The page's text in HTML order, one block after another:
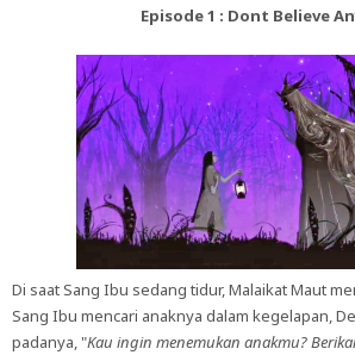
Episode 1 : Dont Believe
Di saat Sang Ibu sedang tidur, Malaikat Maut
Sang Ibu mencari anaknya dalam kegelapan,
padanya, "Kau ingin menemukan anakmu?